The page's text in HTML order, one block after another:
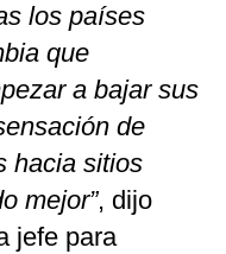
los países
que
a bajar sus
de
hacia sitios
mejor”, dijo
jefe para